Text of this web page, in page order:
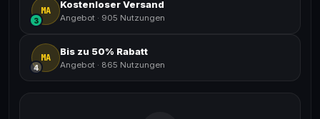
MA
3
Kostenloser Versand
Angebot · 905 Nutzungen
MA
4
Bis zu 50% Rabatt
Angebot · 865 Nutzungen